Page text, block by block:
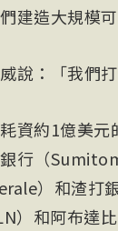
建造大規模
說：「我們
資約1億美
行（
）和渣打
）和阿布達